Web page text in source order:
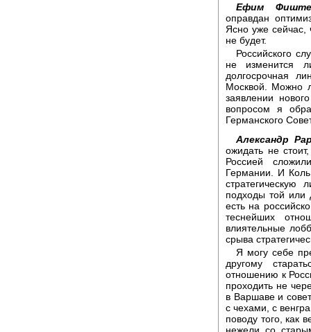
Ефим
оправдан
Ясно уже сейчас,
не будет.
Российского
не изменится
долгосрочная
Москвой. Можно
заявлении
вопросом я
Германского
Александр
ожидать не
Россией
Германии. И
подходы той или
есть на
теснейших
влиятельные
срыва
Я могу себе
другому
отношению к
проходить не
в Варшаве и
с чехами, с
поводу того, как
нежели со